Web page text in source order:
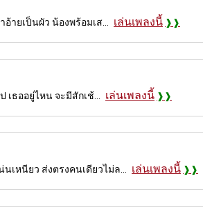
ยเป็นผัว น้องพร้อมเส... เล่นเพลงนี้
ธออยู่ไหน จะมีสักเช้... เล่นเพลงนี้
หนียว ส่งตรงคนเดียวไม่ล... เล่นเพลงนี้